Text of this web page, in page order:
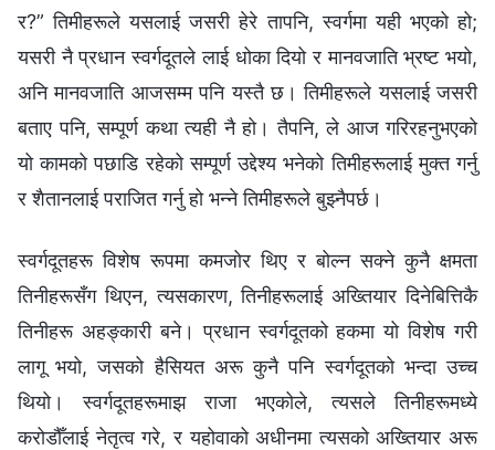
र?” तिमीहरूले यसलाई जसरी हेरे तापनि, स्वर्गमा यही भएको हो;
यसरी नै प्रधान स्‍वर्गदूतले लाई धोका दियो र मानवजाति भ्रष्ट भयो,
अनि मानवजाति आजसम्‍म पनि यस्तै छ। तिमीहरूले यसलाई जसरी
बताए पनि, सम्पूर्ण कथा त्यही नै हो। तैपनि, ले आज गरिरहनुभएको
यो कामको पछाडि रहेको सम्पूर्ण उद्देश्य भनेको तिमीहरूलाई मुक्त गर्नु
र शैतानलाई पराजित गर्नु हो भन्‍ने तिमीहरूले बुझ्‍नैपर्छ।
स्वर्गदूतहरू विशेष रूपमा कमजोर थिए र बोल्न सक्‍ने कुनै क्षमता
तिनीहरूसँग थिएन, त्यसकारण, तिनीहरूलाई अख्तियार दिनेबित्तिकै
तिनीहरू अहङ्कारी बने। प्रधान स्‍वर्गदूतको हकमा यो विशेष गरी
लागू भयो, जसको हैसियत अरू कुनै पनि स्वर्गदूतको भन्दा उच्‍च
थियो। स्वर्गदूतहरूमाझ राजा भएकोले, त्यसले तिनीहरूमध्ये
करोडौँलाई नेतृत्व गरे, र यहोवाको अधीनमा त्यसको अख्तियार अरू